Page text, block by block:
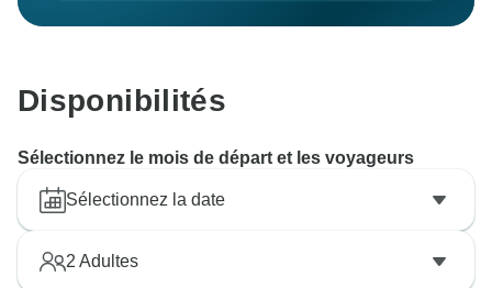
Disponibilités
Sélectionnez le mois de départ et les voyageurs
Sélectionnez la date
2 Adultes